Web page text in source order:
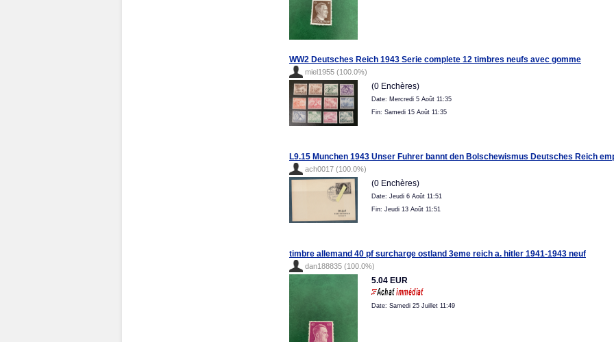
WW2 Deutsches Reich 1943 Serie complete 12 timbres neufs avec gomme
miel1955 (100.0%)
(0 Enchères)
Date: Mercredi 5 Août 11:35
Fin: Samedi 15 Août 11:35
L9.15 Munchen 1943 Unser Fuhrer bannt den Bolschewismus Deutsches Reich
ach0017 (100.0%)
(0 Enchères)
Date: Jeudi 6 Août 11:51
Fin: Jeudi 13 Août 11:51
timbre allemand 40 pf surcharge ostland 3eme reich a. hitler 1941-1943 neuf
dan188835 (100.0%)
5.04 EUR
Date: Samedi 25 Juillet 11:49